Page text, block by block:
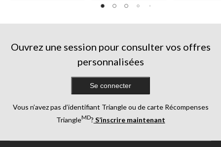
Ouvrez une session pour consulter vos offres
personnalisées
Se connecter
Vous n’avez pas d’identifiant Triangle ou de carte Récompenses
TriangleMD? S’inscrire maintenant